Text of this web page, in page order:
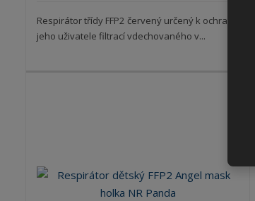
Respirátor třídy FFP2 červený určený k ochraně
jeho uživatele filtrací vdechovaného v...